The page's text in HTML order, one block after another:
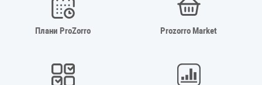
Плани ProZorro Prozorro Market